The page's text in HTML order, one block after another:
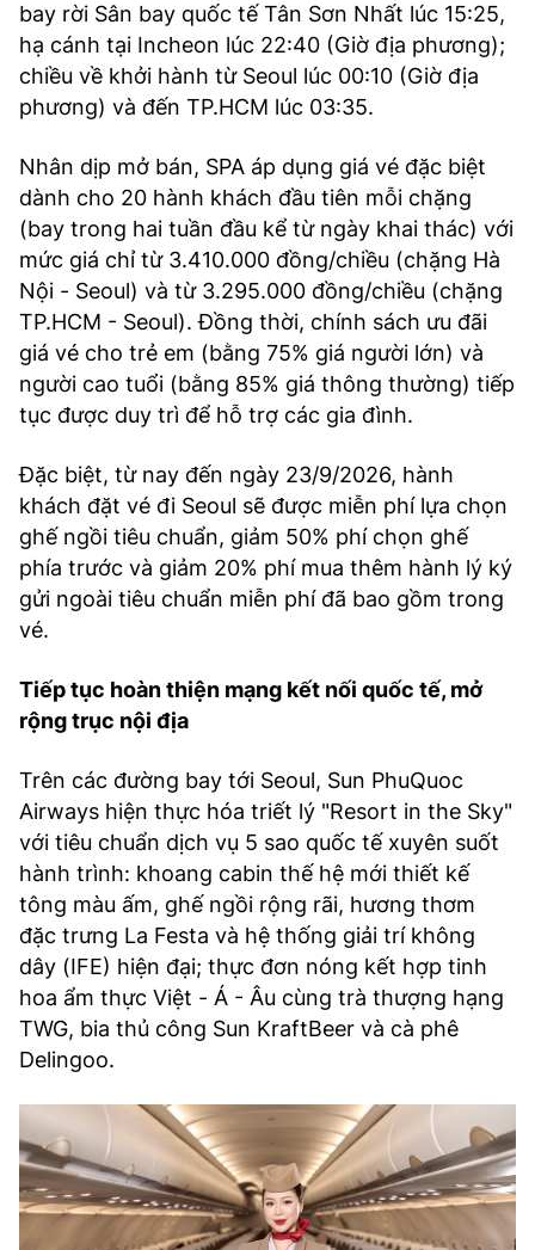
bay rời Sân bay quốc tế Tân Sơn Nhất lúc 15:25,
hạ cánh tại Incheon lúc 22:40 (Giờ địa phương);
chiều về khởi hành từ Seoul lúc 00:10 (Giờ địa
phương) và đến TP.HCM lúc 03:35.
Nhân dịp mở bán, SPA áp dụng giá vé đặc biệt
dành cho 20 hành khách đầu tiên mỗi chặng
(bay trong hai tuần đầu kể từ ngày khai thác) với
mức giá chỉ từ 3.410.000 đồng/chiều (chặng Hà
Nội - Seoul) và từ 3.295.000 đồng/chiều (chặng
TP.HCM - Seoul). Đồng thời, chính sách ưu đãi
giá vé cho trẻ em (bằng 75% giá người lớn) và
người cao tuổi (bằng 85% giá thông thường) tiếp
tục được duy trì để hỗ trợ các gia đình.
Đặc biệt, từ nay đến ngày 23/9/2026, hành
khách đặt vé đi Seoul sẽ được miễn phí lựa chọn
ghế ngồi tiêu chuẩn, giảm 50% phí chọn ghế
phía trước và giảm 20% phí mua thêm hành lý ký
gửi ngoài tiêu chuẩn miễn phí đã bao gồm trong
vé.
Tiếp tục hoàn thiện mạng kết nối quốc tế, mở
rộng trục nội địa
Trên các đường bay tới Seoul, Sun PhuQuoc
Airways hiện thực hóa triết lý "Resort in the Sky"
với tiêu chuẩn dịch vụ 5 sao quốc tế xuyên suốt
hành trình: khoang cabin thế hệ mới thiết kế
tông màu ấm, ghế ngồi rộng rãi, hương thơm
đặc trưng La Festa và hệ thống giải trí không
dây (IFE) hiện đại; thực đơn nóng kết hợp tinh
hoa ẩm thực Việt - Á - Âu cùng trà thượng hạng
TWG, bia thủ công Sun KraftBeer và cà phê
Delingoo.